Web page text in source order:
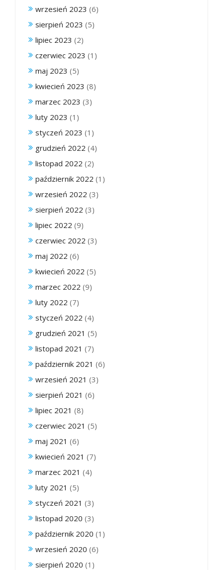
wrzesień 2023 (6)
sierpień 2023 (5)
lipiec 2023 (2)
czerwiec 2023 (1)
maj 2023 (5)
kwiecień 2023 (8)
marzec 2023 (3)
luty 2023 (1)
styczeń 2023 (1)
grudzień 2022 (4)
listopad 2022 (2)
październik 2022 (1)
wrzesień 2022 (3)
sierpień 2022 (3)
lipiec 2022 (9)
czerwiec 2022 (3)
maj 2022 (6)
kwiecień 2022 (5)
marzec 2022 (9)
luty 2022 (7)
styczeń 2022 (4)
grudzień 2021 (5)
listopad 2021 (7)
październik 2021 (6)
wrzesień 2021 (3)
sierpień 2021 (6)
lipiec 2021 (8)
czerwiec 2021 (5)
maj 2021 (6)
kwiecień 2021 (7)
marzec 2021 (4)
luty 2021 (5)
styczeń 2021 (3)
listopad 2020 (3)
październik 2020 (1)
wrzesień 2020 (6)
sierpień 2020 (1)